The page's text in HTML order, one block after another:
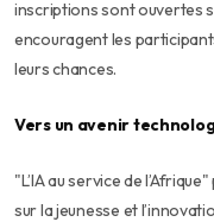
inscriptions sont ouvertes
encouragent les
leurs chances.
Vers un avenir
"L’IA au service de
sur la jeunesse et